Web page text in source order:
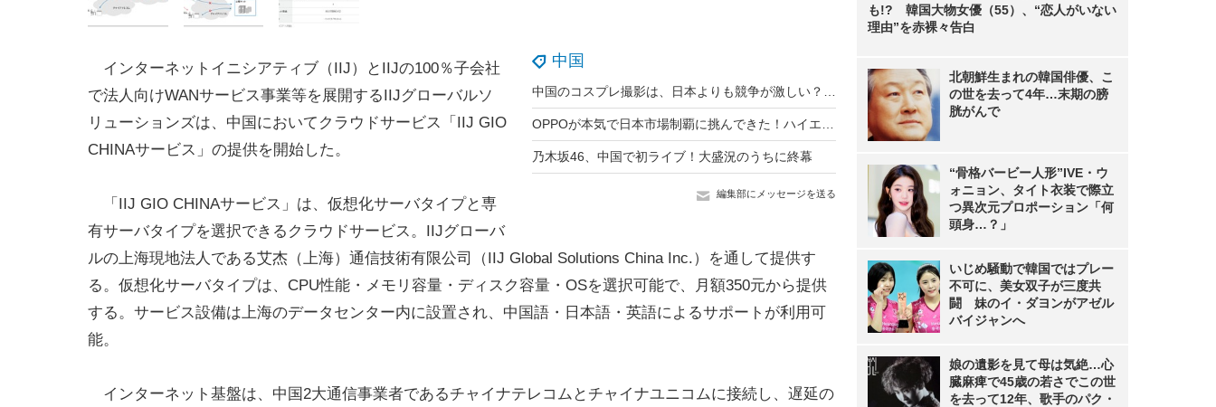
中国
乃木坂46、中国で初ライブ！大盛況のうちに終幕
編集部にメッセージを送る
インターネットイニシアティブ（IIJ）とIIJの100％子会社
で法人向けWANサービス事業等を展開するIIJグローバルソ
リューションズは、中国においてクラウドサービス「IIJ GIO
CHINAサービス」の提供を開始した。
「IIJ GIO CHINAサービス」は、仮想化サーバタイプと専
有サーバタイプを選択できるクラウドサービス。IIJグローバ
ルの上海現地法人である艾杰（上海）通信技術有限公司（IIJ Global Solutions China Inc.）を通して提供す
る。仮想化サーバタイプは、CPU性能・メモリ容量・ディスク容量・OSを選択可能で、月額350元から提供
する。サービス設備は上海のデータセンター内に設置され、中国語・日本語・英語によるサポートが利用可
能。
インターネット基盤は、中国2大通信事業者であるチャイナテレコムとチャイナユニコムに接続し、遅延の
も!? 韓国大物女優（55）、“恋人がいない
理由”を赤裸々告白
北朝鮮生まれの韓国俳優、こ
の世を去って4年…末期の膀
胱がんで
“骨格バービー人形”IVE・ウ
ォニョン、タイト衣装で際立
つ異次元プロポーション「何
頭身…？」
いじめ騒動で韓国ではプレー
不可に、美女双子が三度共
闘 妹のイ・ダヨンがアゼル
バイジャンへ
娘の遺影を見て母は気絶…心
臓麻痺で45歳の若さでこの世
を去って12年、歌手のパク・